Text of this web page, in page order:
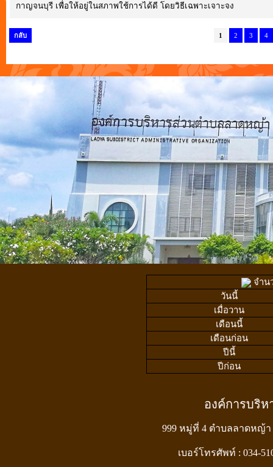
กาญจนบุรี เพื่อให้อยู่ในสภาพใช้การได้ดี โดยวิธีเฉพาะเจาะจง
กลับ 1 2 3 4
จำน
วันนี้
เมื่อวาน
เดือนนี้
เดือนก่อน
ปีนี้
ปีก่อน
องค์การบริ
999 หมู่ที่ 4 ตำบลลาดหญ้า
เบอร์โทรศัพท์ : 034-